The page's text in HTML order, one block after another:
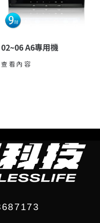
02~06 A6專用機
查看內容